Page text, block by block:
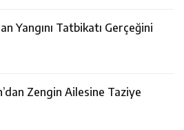
Yangını Tatbikatı Gerçeğini
Zengin Ailesine Taziye